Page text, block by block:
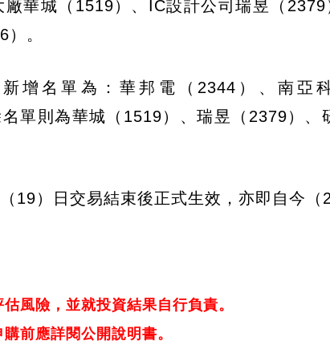
華城（1519）、IC設計公司瑞昱（
。
增名單為：華邦電（2344）、南亞
單則為華城（1519）、瑞昱（2379）、
19）日交易結束後正式生效，亦即自今（
風險，並就投資結果自行負責。
前應詳閱公開說明書。